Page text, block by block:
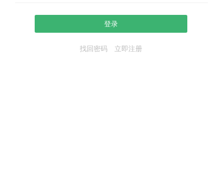
登录
找回密码 立即注册